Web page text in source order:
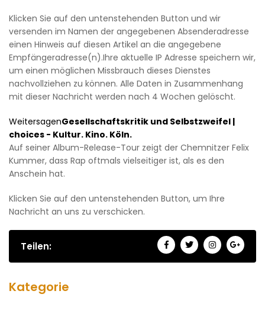
Klicken Sie auf den untenstehenden Button und wir
versenden im Namen der angegebenen Absenderadresse
einen Hinweis auf diesen Artikel an die angegebene
Empfängeradresse(n).Ihre aktuelle IP Adresse speichern wir,
um einen möglichen Missbrauch dieses Dienstes
nachvollziehen zu können. Alle Daten in Zusammenhang
mit dieser Nachricht werden nach 4 Wochen gelöscht.
WeitersagenGesellschaftskritik und Selbstzweifel |
choices - Kultur. Kino. Köln.
Auf seiner Album-Release-Tour zeigt der Chemnitzer Felix
Kummer, dass Rap oftmals vielseitiger ist, als es den
Anschein hat.
Klicken Sie auf den untenstehenden Button, um Ihre
Nachricht an uns zu verschicken.
Teilen:
Kategorie